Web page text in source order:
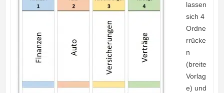
lassen
sich 4
Ordne
rrücke
n
(breite
Vorlag
e) und